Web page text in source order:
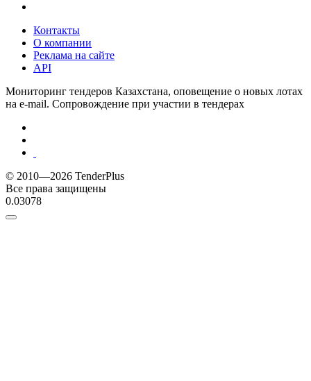
Контакты
О компании
Реклама на сайте
API
Мониторинг тендеров Казахстана, оповещение о новых лотах
на e-mail. Сопровождение при участии в тендерах
© 2010—2026 TenderPlus
Все права защищены
0.03078